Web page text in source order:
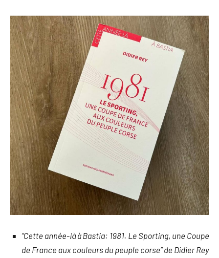
“Cette année-là à Bastia: 1981. Le Sporting, une Coupe
de France aux couleurs du peuple corse” de Didier Rey